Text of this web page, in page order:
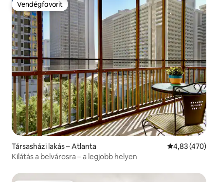
Vendégfavorit
Vendégfavorit
Társasházi lakás – Atlanta Átlagos
4,83 (470)
Kilátás a belvárosra – a legjobb helyen